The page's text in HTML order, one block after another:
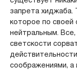
запрета хиджаба.
которое по своей
нейтральным.
светскости
соображениями, а